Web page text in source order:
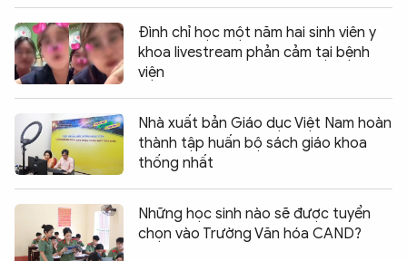
Đình chỉ học một năm hai sinh viên y
khoa livestream phản cảm tại bệnh
viện
Nhà xuất bản Giáo dục Việt Nam hoàn
thành tập huấn bộ sách giáo khoa
thống nhất
Những học sinh nào sẽ được tuyển
chọn vào Trường Văn hóa CAND?